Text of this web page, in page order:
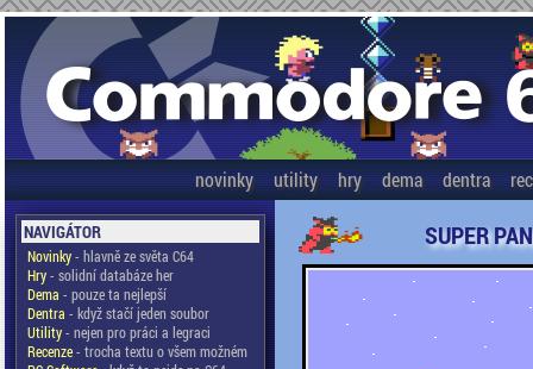
novinky utility hry dema dentra
NAVIGÁTOR
Novinky- hlavně ze světa C64
Hry- solidní databáze her
Dema - pouze ta nejlepší
Dentra - když stačí jeden soubor
Utility- nejen pro práci a legraci
Recenze- trocha textu o všem možném
SUPER